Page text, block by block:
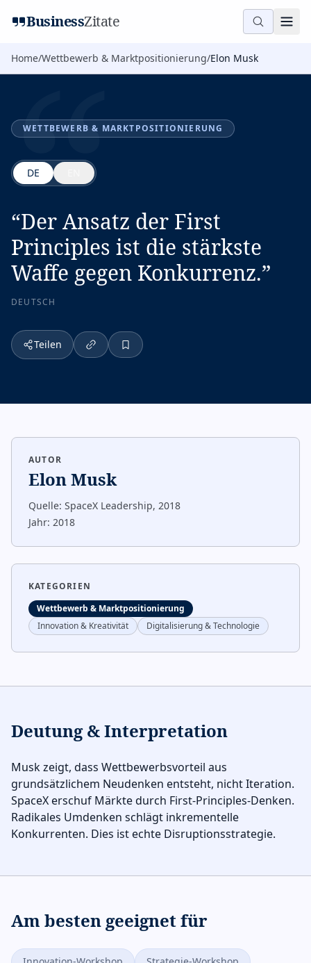
BusinessZitate
Home/Wettbewerb & Marktpositionierung/Elon Musk
“
WETTBEWERB & MARKTPOSITIONIERUNG
DE
“Der Ansatz der First
Principles ist die stärkste
Waffe gegen Konkurrenz.”
DEUTSCH
Teilen
AUTOR
Elon Musk
Quelle: SpaceX Leadership, 2018
Jahr: 2018
KATEGORIEN
Wettbewerb & Marktpositionierung
Innovation & Kreativität
Digitalisierung & Technologie
Deutung & Interpretation
Musk zeigt, dass Wettbewerbsvorteil aus
grundsätzlichem Neudenken entsteht, nicht Iteration.
SpaceX erschuf Märkte durch First-Principles-Denken.
Radikales Umdenken schlägt inkrementelle
Konkurrenten. Dies ist echte Disruptionsstrategie.
Am besten geeignet für